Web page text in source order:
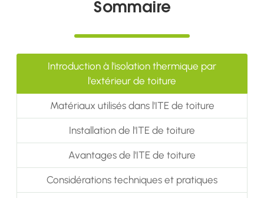
Sommaire
Introduction à l'isolation thermique par
l'extérieur de toiture
Matériaux utilisés dans l'ITE de toiture
Installation de l'ITE de toiture
Avantages de l'ITE de toiture
Considérations techniques et pratiques